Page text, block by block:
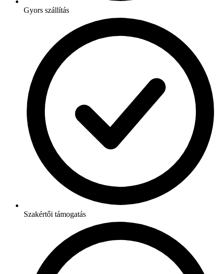
Gyors szállítás
Szakértői támogatás